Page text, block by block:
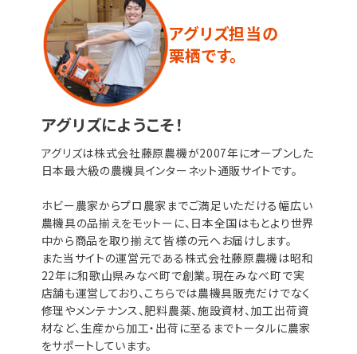
アグリズ担当の
栗栖です。
アグリズにようこそ！
アグリズは株式会社藤原農機が2007年にオープンした
日本最大級の農機具インターネット通販サイトです。
ホビー農家からプロ農家までご満足いただける幅広い
農機具の品揃えをモットーに、日本全国はもとより世界
中から商品を取り揃えて皆様の元へお届けします。
また当サイトの運営元である株式会社藤原農機は昭和
22年に和歌山県みなべ町で創業。現在みなべ町で実
店舗も運営しており、こちらでは農機具販売だけでなく
修理やメンテナンス、肥料農薬、施設資材、加工出荷資
材など、生産から加工・出荷に至るまでトータルに農家
をサポートしています。